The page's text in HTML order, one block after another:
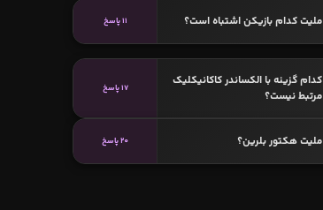
ملیت کدام بازیکن اشتباه است؟ 11 پاسخ
کدام گزینه با الکساندر کاکانیکلیک
مرتبط نیست؟
17 پاسخ
ملیت هکتور بلرین؟ 20 پاسخ